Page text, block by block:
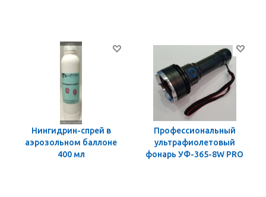
Нингидрин-спрей в
аэрозольном баллоне
400 мл
Профессиональный
ультрафиолетовый
фонарь УФ-365-8W PRO